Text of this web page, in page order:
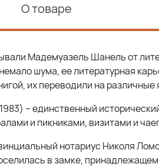
О товаре
Мадемуазель Шанель от
шума, ее литературная
их переводили на
– единственный
и пикниками, визитами и
нотариус Николя
в замке,